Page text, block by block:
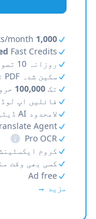
1,000
Fast Credits
روزانہ 10 تصویر سے تصویر ترجمے
سکین شدہ PDF ترجمہ کی سہولت
تک 100,000
فائلیں اپ
لامحدود AI ڈیٹیکشن
Agent
Pro OCR
i
کروم
کسی بھی وقت
Ad free
مزید →